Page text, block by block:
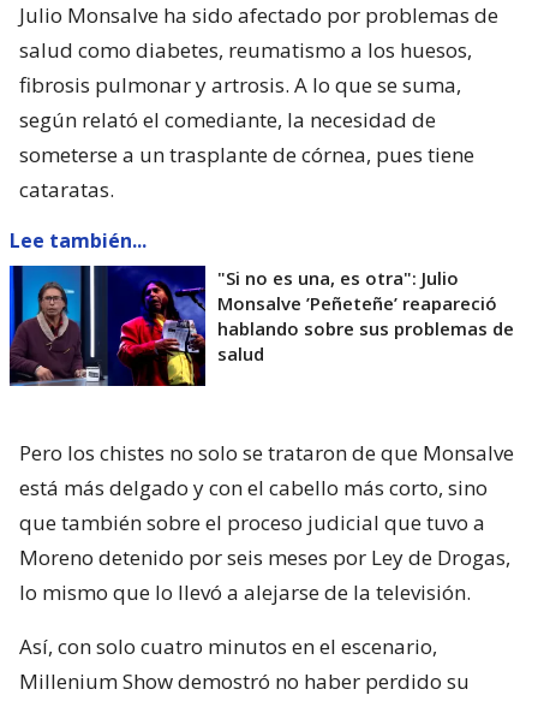
Julio Monsalve ha sido afectado por problemas de
salud como diabetes, reumatismo a los huesos,
fibrosis pulmonar y artrosis. A lo que se suma,
según relató el comediante, la necesidad de
someterse a un trasplante de córnea, pues tiene
cataratas.
Lee también...
"Si no es una, es otra": Julio
Monsalve ’Peñeteñe’ reapareció
hablando sobre sus problemas de
salud
Pero los chistes no solo se trataron de que Monsalve
está más delgado y con el cabello más corto, sino
que también sobre el proceso judicial que tuvo a
Moreno detenido por seis meses por Ley de Drogas,
lo mismo que lo llevó a alejarse de la televisión.
Así, con solo cuatro minutos en el escenario,
Millenium Show demostró no haber perdido su